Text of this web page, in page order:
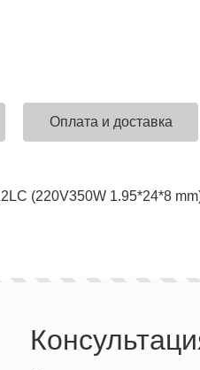
Оплата и доставка
(220V350W 1.95*24*8